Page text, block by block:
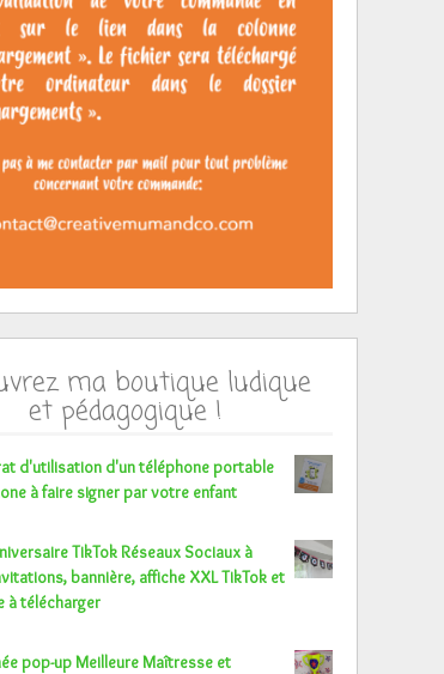
ma boutique ludique
et pédagogique !
d'utilisation d'un téléphone portable
à faire signer par votre enfant
TikTok Réseaux Sociaux à
bannière, affiche XXL TikTok et
à télécharger
pop-up Meilleure Maîtresse et